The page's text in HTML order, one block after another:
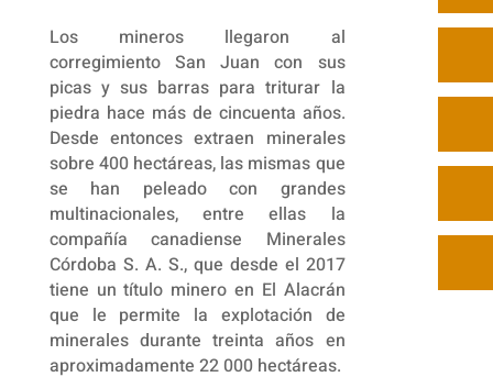
Los mineros llegaron al
corregimiento San Juan con sus
picas y sus barras para triturar la
piedra hace más de cincuenta años.
Desde entonces extraen minerales
sobre 400 hectáreas, las mismas que
se han peleado con grandes
multinacionales, entre ellas la
compañía canadiense Minerales
Córdoba S. A. S., que desde el 2017
tiene un título minero en El Alacrán
que le permite la explotación de
minerales durante treinta años en
aproximadamente 22 000 hectáreas.